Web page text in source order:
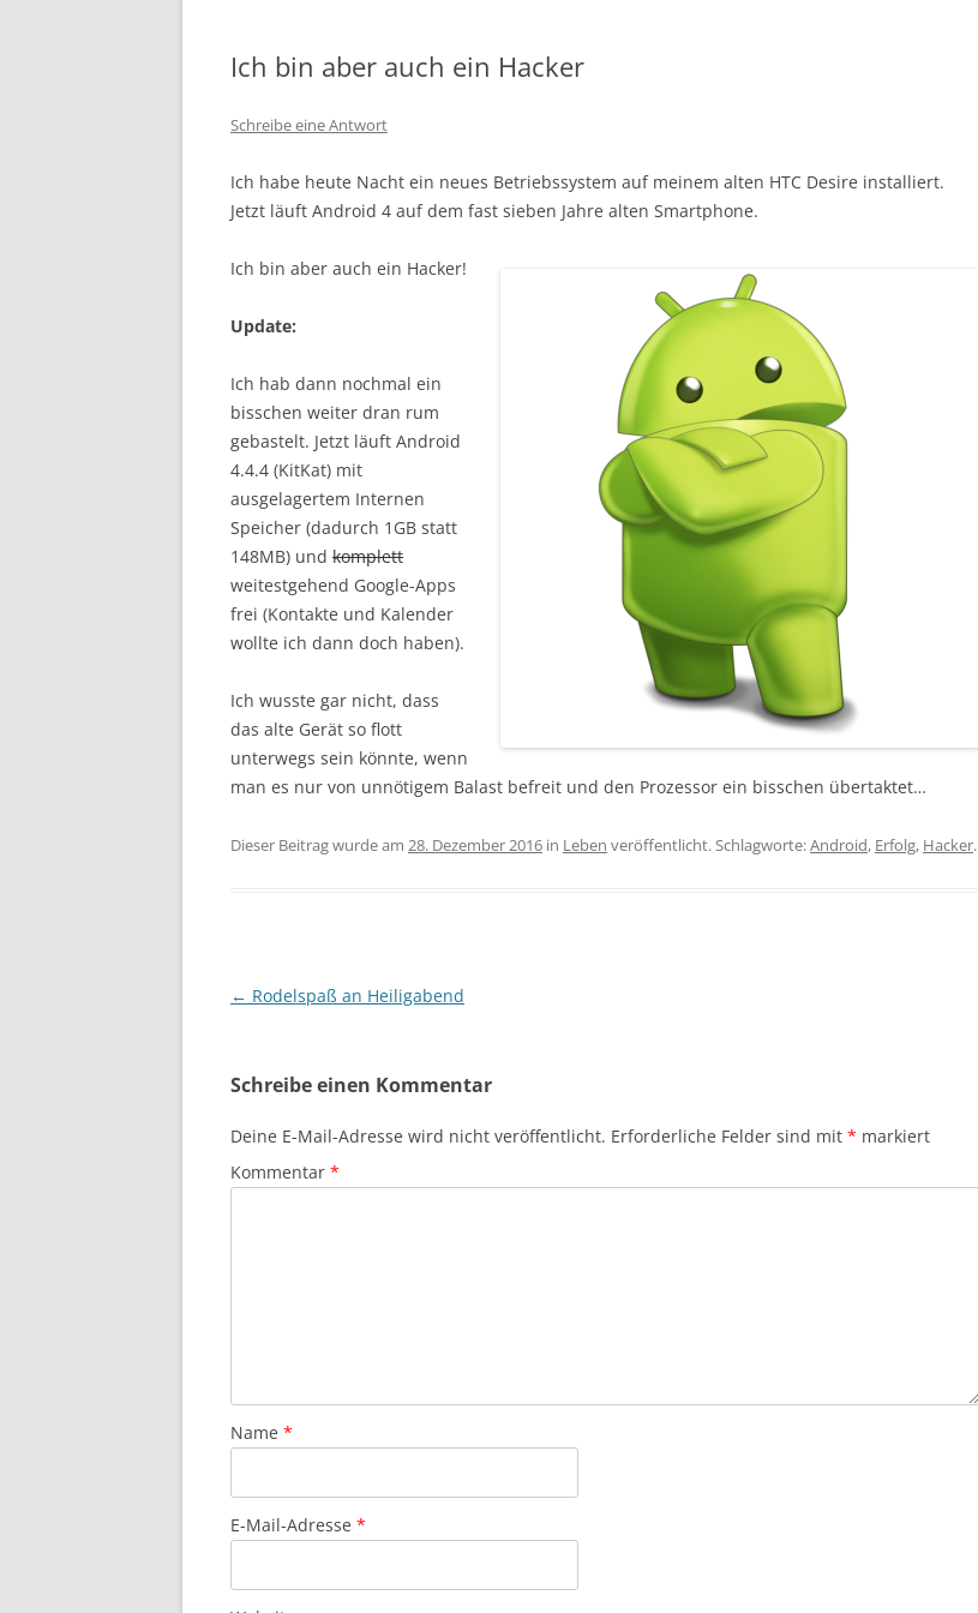
Ich bin aber auch ein Hacker
Schreibe eine Antwort
Ich habe heute Nacht ein neues Betriebssystem auf meinem alten HTC Desire installiert.
Jetzt läuft Android 4 auf dem fast sieben Jahre alten Smartphone.
Ich bin aber auch ein Hacker!
Update:
Ich hab dann nochmal ein
bisschen weiter dran rum
gebastelt. Jetzt läuft Android
4.4.4 (KitKat) mit
ausgelagertem Internen
Speicher (dadurch 1GB statt
148MB) und komplett
weitestgehend Google-Apps
frei (Kontakte und Kalender
wollte ich dann doch haben).
Ich wusste gar nicht, dass
das alte Gerät so flott
unterwegs sein könnte, wenn
man es nur von unnötigem Balast befreit und den Prozessor ein bisschen übertaktet…
Dieser Beitrag wurde am 28. Dezember 2016 in Leben veröffentlicht. Schlagworte:Android, Erfolg, Hacker.
Beitragsnavigation
← Rodelspaß an Heiligabend
Schreibe einen Kommentar
Deine E-Mail-Adresse wird nicht veröffentlicht. Erforderliche Felder sind mit * markiert
Kommentar *
Name *
E-Mail-Adresse *